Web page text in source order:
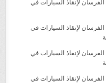
لإنقاذ السيارات في
لإنقاذ السيارات في
لإنقاذ السيارات في
لإنقاذ السيارات في